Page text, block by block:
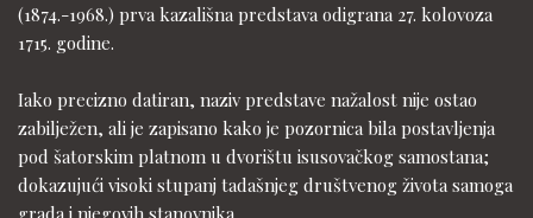
(1874.-1968.) prva kazališna predstava odigrana 27. kolovoza
1715. godine.
Iako precizno datiran, naziv predstave nažalost nije ostao
zabilježen, ali je zapisano kako je pozornica bila postavljenja
pod šatorskim platnom u dvorištu isusovačkog samostana;
dokazujući visoki stupanj tadašnjeg društvenog života samoga
grada i njegovih stanovnika.